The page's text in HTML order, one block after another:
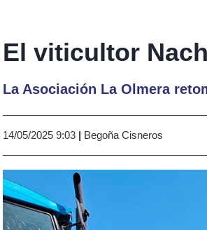
El viticultor
La Asociación La Olmera
14/05/2025 9:03 | Begoña Cisneros